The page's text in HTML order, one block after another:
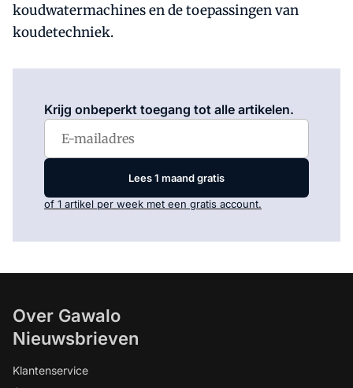
koudwatermachines en de toepassingen van
koudetechniek.
Krijg onbeperkt toegang tot alle artikelen.
Lees 1 maand gratis
of 1 artikel per week met een gratis account.
Over Gawalo
Nieuwsbrieven
Klantenservice